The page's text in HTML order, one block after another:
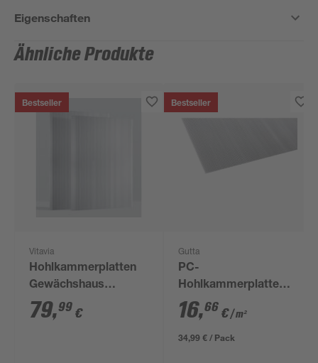
Eigenschaften
Ähnliche Produkte
Bestseller
Vitavia
Hohlkammerplatten
Gewächshaus
'Ergänzungsset 1'
transparent 4 mm, 5-
79,99 €
Bestseller
Gutta
PC-
Hohlkammerplatte
transparent 200 x 105
x 0,45 cm
16,66 €/ m²
34,99 € / Pack